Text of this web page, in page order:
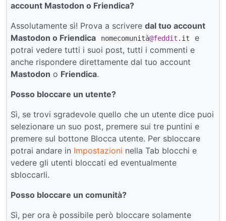
account Mastodon o Friendica?
Assolutamente sì! Prova a scrivere dal tuo account
Mastodon o Friendica
nomecomunità@feddit .it
e
potrai vedere tutti i suoi post, tutti i commenti e
anche rispondere direttamente dal tuo account
Mastodon o Friendica.
Posso bloccare un utente?
Sì, se trovi sgradevole quello che un utente dice puoi
selezionare un suo post, premere sui tre puntini e
premere sul bottone Blocca utente. Per sbloccare
potrai andare in Impostazioni nella Tab blocchi e
vedere gli utenti bloccati ed eventualmente
sbloccarli.
Posso bloccare un comunità?
Sì, per ora è possibile però bloccare solamente